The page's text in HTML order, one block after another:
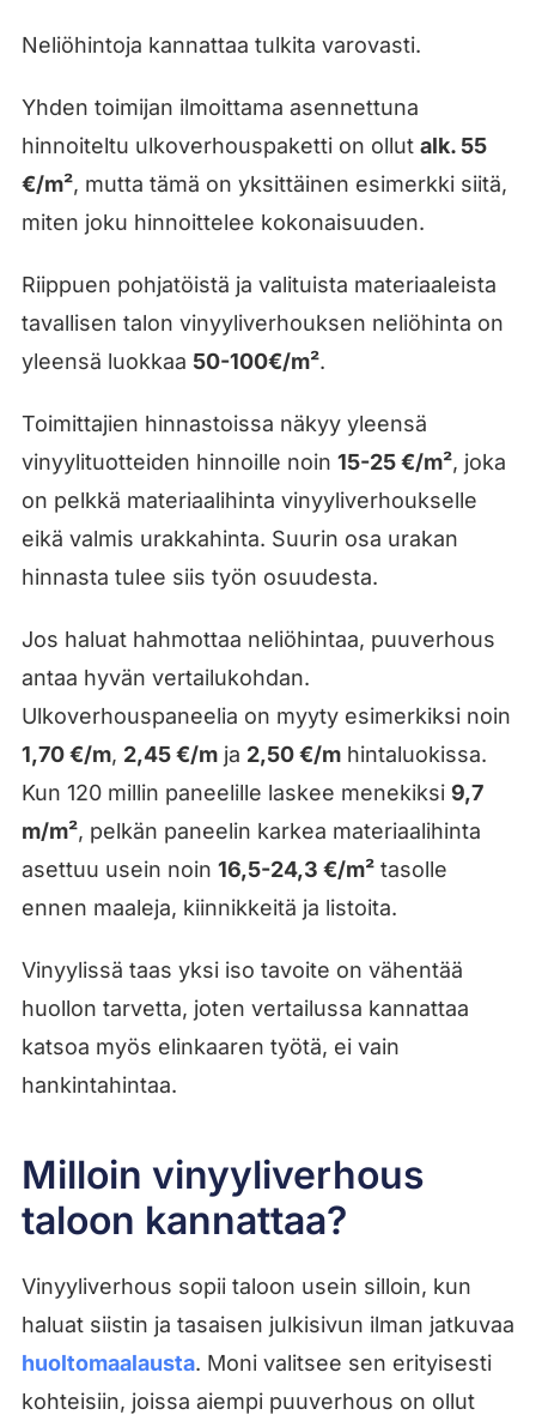
Neliöhintoja kannattaa tulkita varovasti.
Yhden toimijan ilmoittama asennettuna
hinnoiteltu ulkoverhouspaketti on ollut alk. 55
€/m², mutta tämä on yksittäinen esimerkki siitä,
miten joku hinnoittelee kokonaisuuden.
Riippuen pohjatöistä ja valituista materiaaleista
tavallisen talon vinyyliverhouksen neliöhinta on
yleensä luokkaa 50-100€/m².
Toimittajien hinnastoissa näkyy yleensä
vinyylituotteiden hinnoille noin 15-25 €/m², joka
on pelkkä materiaalihinta vinyyliverhoukselle
eikä valmis urakkahinta. Suurin osa urakan
hinnasta tulee siis työn osuudesta.
Jos haluat hahmottaa neliöhintaa, puuverhous
antaa hyvän vertailukohdan.
Ulkoverhouspaneelia on myyty esimerkiksi noin
1,70 €/m, 2,45 €/mja 2,50 €/mhintaluokissa.
Kun 120 millin paneelille laskee menekiksi 9,7
m/m², pelkän paneelin karkea materiaalihinta
asettuu usein noin 16,5-24,3 €/m²tasolle
ennen maaleja, kiinnikkeitä ja listoita.
Vinyylissä taas yksi iso tavoite on vähentää
huollon tarvetta, joten vertailussa kannattaa
katsoa myös elinkaaren työtä, ei vain
hankintahintaa.
Milloin vinyyliverhous
taloon kannattaa?
Vinyyliverhous sopii taloon usein silloin, kun
haluat siistin ja tasaisen julkisivun ilman jatkuvaa
huoltomaalausta. Moni valitsee sen erityisesti
kohteisiin, joissa aiempi puuverhous on ollut